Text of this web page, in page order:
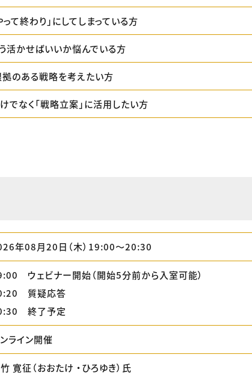
て終わり」にしてしまっている方
活かせばいいか悩んでいる方
拠のある戦略を考えたい方
でなく「戦略立案」に活用したい方
年08月20日（木）19:00〜20:30
ウェビナー開始（開始5分前から入室可能）
質疑応答
終了予定
ライン開催
寛征（おおたけ ・ひろゆき）氏